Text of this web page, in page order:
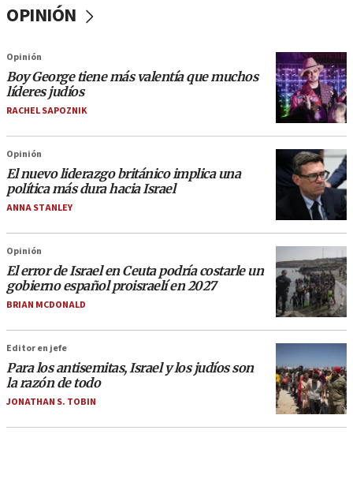
OPINIÓN
Opinión
Boy George tiene más valentía que muchos
líderes judíos
RACHEL SAPOZNIK
Opinión
El nuevo liderazgo británico implica una
política más dura hacia Israel
ANNA STANLEY
Opinión
El error de Israel en Ceuta podría costarle un
gobierno español proisraelí en 2027
BRIAN MCDONALD
Editor en jefe
Para los antisemitas, Israel y los judíos son
la razón de todo
JONATHAN S. TOBIN